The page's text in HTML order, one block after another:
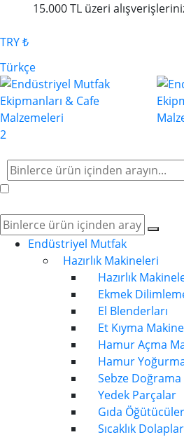
15.000 TL üzeri
TRY ₺
Türkçe
2
Endüstriyel Mutfak
Hazırlık Makineleri
Hazırlık
Ekmek
El Blenderları
Et Kıyma
Hamur Açma
Hamur
Sebze
Yedek Parçalar
Gıda
Sıcaklık